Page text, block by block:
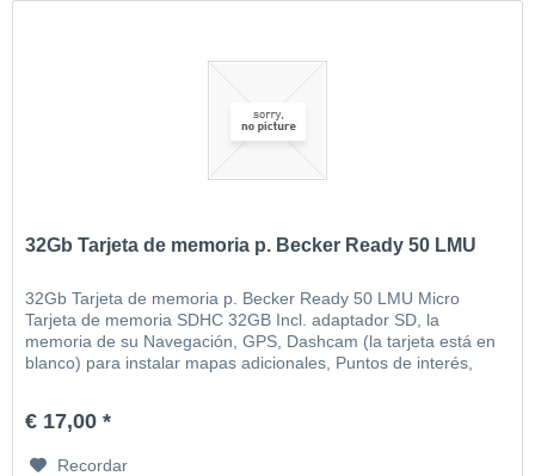
32Gb Tarjeta de memoria p. Becker Ready 50 LMU
32Gb Tarjeta de memoria p. Becker Ready 50 LMU Micro
Tarjeta de memoria SDHC 32GB Incl. adaptador SD, la
memoria de su Navegación, GPS, Dashcam (la tarjeta está en
blanco) para instalar mapas adicionales, Puntos de interés,
€ 17,00 *
Recordar